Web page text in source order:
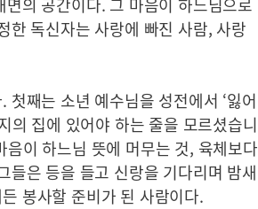
한 독신자는 사랑에 빠진 사람, 사랑
째는 소년 예수님을 성전에서 ‘잃어
의 집에 있어야 하는 줄을 모르셨습니
이 하느님 뜻에 머무는 것, 육체보다
들은 등을 들고 신랑을 기다리며 밤새
봉사할 준비가 된 사람이다.